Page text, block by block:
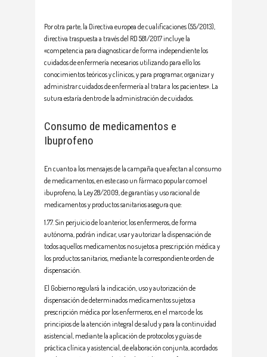
Por otra parte, la Directiva europea de cualificaciones (55/2013),
directiva traspuesta a través del RD 581/2017 incluye la
«competencia para diagnosticar de forma independiente los
cuidados de enfermería necesarios utilizando para ello los
conocimientos teóricos y clínicos, y para programar, organizar y
administrar cuidados de enfermería al tratar a los pacientes». La
sutura estaría dentro de la administración de cuidados.
Consumo de medicamentos e
Ibuprofeno
En cuanto a los mensajes de la campaña que afectan al consumo
de medicamentos, en este caso un fármaco popular como el
ibuprofeno, la Ley 28/2009, de garantías y uso racional de
medicamentos y productos sanitarios asegura que:
1.77. Sin perjuicio de lo anterior, los enfermeros, de forma
autónoma, podrán indicar, usar y autorizar la dispensación de
todos aquellos medicamentos no sujetos a prescripción médica y
los productos sanitarios, mediante la correspondiente orden de
dispensación.
El Gobierno regulará la indicación, uso y autorización de
dispensación de determinados medicamentos sujetos a
prescripción médica por los enfermeros, en el marco de los
principios de la atención integral de salud y para la continuidad
asistencial, mediante la aplicación de protocolos y guías de
práctica clínica y asistencial, de elaboración conjunta, acordados